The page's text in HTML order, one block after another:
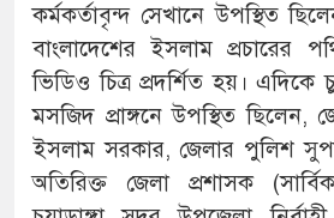
কর্মকর্তাবৃন্দ সেখানে উপস্থিত
বাংলাদেশের ইসলাম প্রচারের
ভিডিও চিত্র প্রদর্শিত হয়। এদিকে
মসজিদ প্রাঙ্গনে উপস্থিত ছিলেন,
ইসলাম সরকার, জেলার পুলিশ
অতিরিক্ত জেলা প্রশাসক